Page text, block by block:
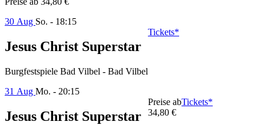
30 Aug So. - 18:15
Jesus Christ Superstar
Burgfestspiele Bad Vilbel - Bad Vilbel
Tickets*
31 Aug Mo. - 20:15
Jesus Christ Superstar
Preise ab
34,80 €
Tickets*